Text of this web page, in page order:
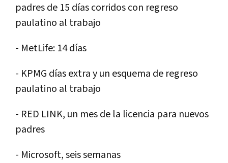
padres de 15 días corridos con regreso
paulatino al trabajo
- MetLife: 14 días
- KPMG días extra y un esquema de regreso
paulatino al trabajo
- RED LINK, un mes de la licencia para nuevos
padres
- Microsoft, seis semanas